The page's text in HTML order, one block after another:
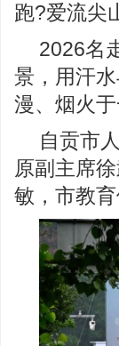
跑?爱流尖
2026名
景，用汗
漫、烟火于
自贡市
原副主席
敏，市教